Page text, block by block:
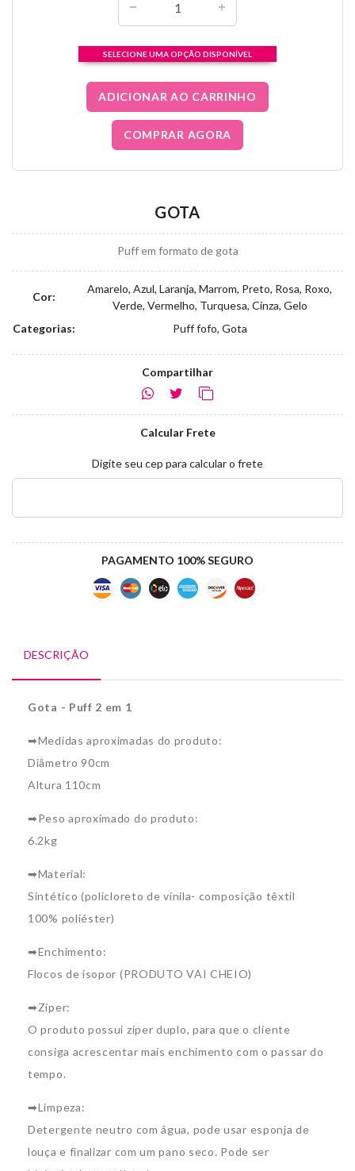
SELECIONE UMA OPÇÃO DISPONÍVEL
ADICIONAR AO CARRINHO
COMPRAR AGORA
GOTA
Puff em formato de gota
Cor:
Amarelo, Azul, Laranja, Marrom, Preto, Rosa, Roxo,
Verde, Vermelho, Turquesa, Cinza, Gelo
Categorias:
Puff fofo, Gota
Compartilhar
Calcular Frete
Digite seu cep para calcular o frete
PAGAMENTO 100% SEGURO
DESCRIÇÃO
Gota - Puff 2 em 1
➡Medidas aproximadas do produto:
Diâmetro 90cm
Altura 110cm
➡Peso aproximado do produto:
6.2kg
➡Material:
Sintético (policloreto de vinila- composição têxtil
100% poliéster)
➡Enchimento:
Flocos de isopor (PRODUTO VAI CHEIO)
➡Zíper:
O produto possui zíper duplo, para que o cliente
consiga acrescentar mais enchimento com o passar do
tempo.
➡Limpeza:
Detergente neutro com água, pode usar esponja de
louça e finalizar com um pano seco. Pode ser